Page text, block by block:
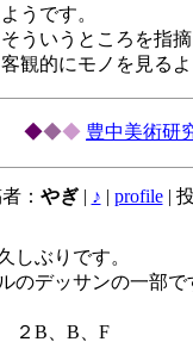
うです。
そういうところを指
観的にモノを見る
◆◆◆ 豊中美術研
： やぎ | ♪ | profile|
しぶりです。
のデッサンの一部で
２B、B、F